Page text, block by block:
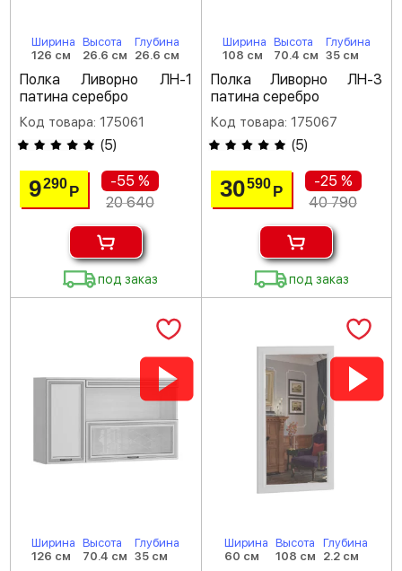
Ширина
126 см
Высота
26.6 см
Глубина
26.6 см
Полка Ливорно ЛН-1
патина серебро
Код товара: 175061
(5)
9290Р
-55 %
20 640
под заказ
Ширина
108 см
Высота
70.4 см
Глубина
35 см
Полка Ливорно ЛН-3
патина серебро
Код товара: 175067
(5)
30590 Р
-25 %
40 790
под заказ
Ширина
126 см
Высота
70.4 см
Глубина
35 см
Ширина
60 см
Высота
108 см
Глубина
2.2 см